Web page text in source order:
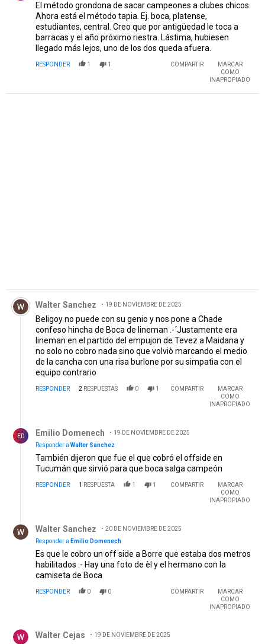
El método grondona de sacar campeones a clubes chicos.
Ahora está el método tapia. Ej. boca, platense,
estudiantes, central. Creo que por antigüedad le toca a
barracas y el año próximo riestra. Lástima, hubiesen
llegado más lejos, uno de los dos queda afuera.
RESPONDER 1 1 COMPARTIR
MARCAR
COMO
INAPROPIADO
Comentario de Walter Sanchez.
Walter Sanchez 19 DE NOVIEMBRE DE 2025
Beligoy no puede con su genio y nos pone a Chade
confeso hincha de Boca de lineman .-´Justamente era
lineman en el partido del empujon de Tevez a Maidana y
no solo no cobro nada sino que volviò marcando el medio
de la cancha con una risa burlone por su simpatìa con el
equipo contrario
RESPONDER 2 RESPUESTAS 0 1 COMPARTIR
MARCAR
COMO
INAPROPIADO
ED Emilio Domenech
19 DE NOVIEMBRE DE 2025
Responder a Walter Sanchez
También dijeron que fue el que cobró el offside en
Tucumán que sirvió para que boca salga campeón
RESPONDER 1 RESPUESTA 1 1 COMPARTIR
MARCAR
COMO
INAPROPIADO
Walter Sanchez
20 DE NOVIEMBRE DE 2025
Responder a Emilio Domenech
Es que le cobro un off side a Borre que estaba dos metros
habilitados .- Hay una foto de èl y el hermano con la
camiseta de Boca
RESPONDER 0 0 COMPARTIR
MARCAR
COMO
INAPROPIADO
Walter Cejas 19 DE NOVIEMBRE DE 2025